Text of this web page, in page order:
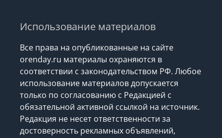
Использование материалов
Все права на опубликованные на сайте
orenday.ru материалы охраняются в
соответствии с законодательством РФ. Любое
использование материалов допускается
только по согласованию с Редакцией с
обязательной активной ссылкой на источник.
Редакция не несет ответственности за
достоверность рекламных объявлений,